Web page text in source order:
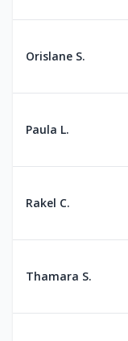
Orislane S.
Paula L.
Rakel C.
Thamara S.